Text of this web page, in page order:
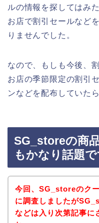
ルの情報を探してはみ
お店で割引セールなど
りませんでした。
なので、もしも今後、
お店の季節限定の割引
ンなどを配布していた
SG_storeの商
もかなり話題で
今回、SG_storeのク
に調査しましたが
などは入り次第記事に